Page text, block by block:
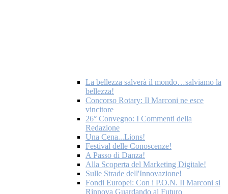
La bellezza salverà il mondo…salviamo la
bellezza!
Concorso Rotary: Il Marconi ne esce
vincitore
26° Convegno: I Commenti della
Redazione
Una Cena...Lions!
Festival delle Conoscenze!
A Passo di Danza!
Alla Scoperta del Marketing Digitale!
Sulle Strade dell'Innovazione!
Fondi Europei: Con i P.O.N. Il Marconi si
Rinnova Guardando al Futuro